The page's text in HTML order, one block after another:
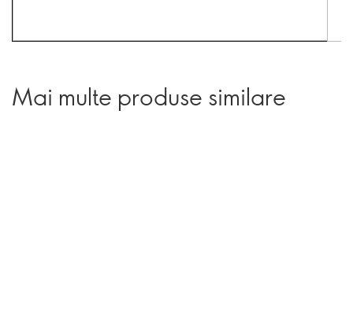
Mai multe produse similare